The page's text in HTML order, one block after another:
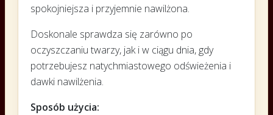
spokojniejsza i przyjemnie nawilżona.
Doskonale sprawdza się zarówno po
oczyszczaniu twarzy, jak i w ciągu dnia, gdy
potrzebujesz natychmiastowego odświeżenia i
dawki nawilżenia.
Sposób użycia: